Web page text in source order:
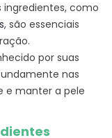
ingredientes, como
, são essenciais
por suas
nas
e manter a pele